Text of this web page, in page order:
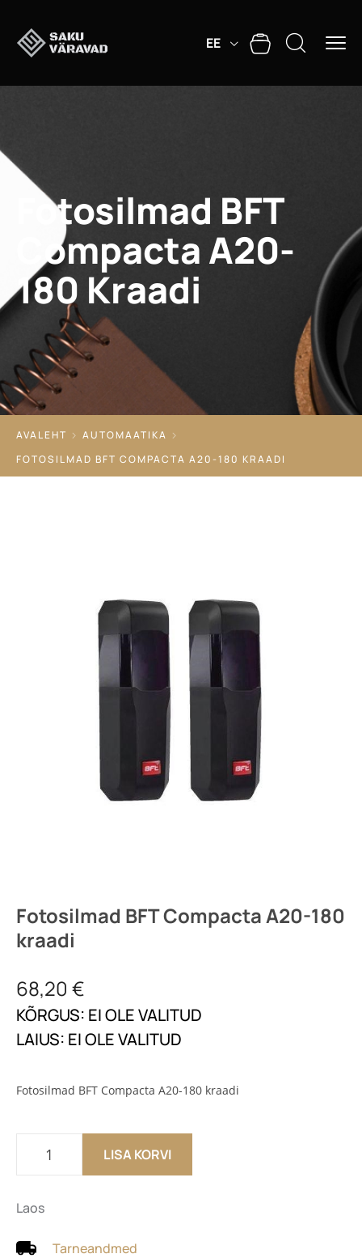
EE
Fotosilmad BFT
Compacta A20-
180 Kraadi
AVALEHT
AUTOMAATIKA
FOTOSILMAD BFT COMPACTA A20-180 KRAADI
Fotosilmad BFT Compacta A20-180
kraadi
68,20 €
KÕRGUS: EI OLE VALITUD
LAIUS: EI OLE VALITUD
Fotosilmad BFT Compacta A20-180 kraadi
LISA KORVI
Laos
Tarneandmed